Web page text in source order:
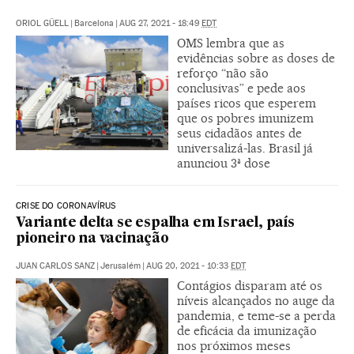
ORIOL GÜELL | Barcelona | AUG 27, 2021 - 18:49 EDT
OMS lembra que as
evidências sobre as doses de
reforço “não são
conclusivas” e pede aos
países ricos que esperem
que os pobres imunizem
seus cidadãos antes de
universalizá-las. Brasil já
anunciou 3ª dose
CRISE DO CORONAVÍRUS
Variante delta se espalha em Israel, país
pioneiro na vacinação
JUAN CARLOS SANZ | Jerusalém | AUG 20, 2021 - 10:33 EDT
Contágios disparam até os
níveis alcançados no auge da
pandemia, e teme-se a perda
de eficácia da imunização
nos próximos meses